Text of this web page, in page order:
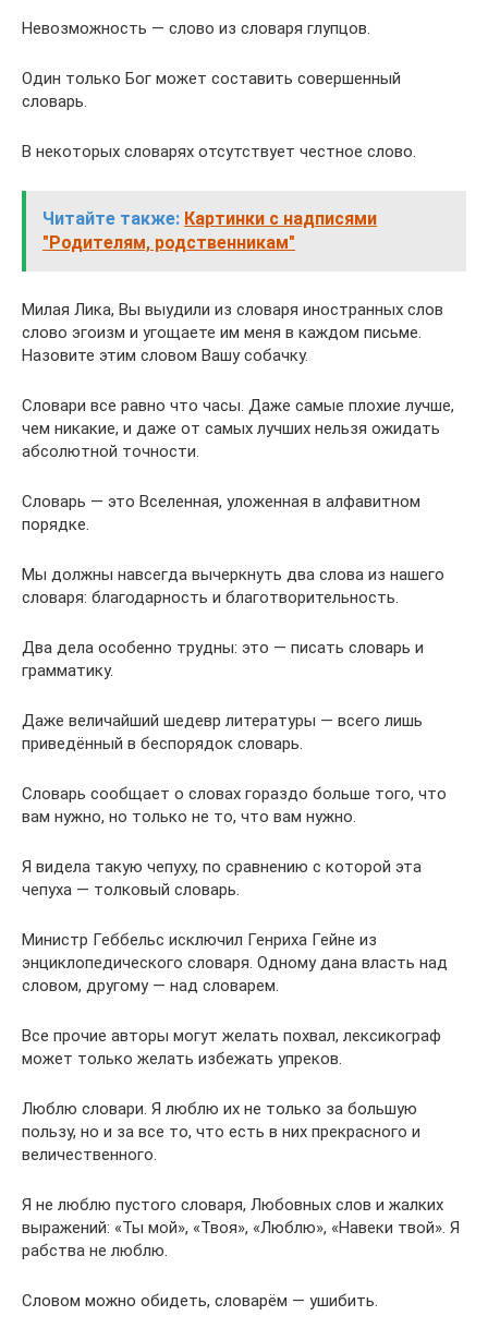
Невозможность — слово из словаря глупцов.
Один только Бог может составить совершенный
словарь.
В некоторых словарях отсутствует честное слово.
Читайте также: Картинки с надписями
"Родителям, родственникам"
Милая Лика, Вы выудили из словаря иностранных слов
слово эгоизм и угощаете им меня в каждом письме.
Назовите этим словом Вашу собачку.
Словари все равно что часы. Даже самые плохие лучше,
чем никакие, и даже от самых лучших нельзя ожидать
абсолютной точности.
Словарь — это Вселенная, уложенная в алфавитном
порядке.
Мы должны навсегда вычеркнуть два слова из нашего
словаря: благодарность и благотворительность.
Два дела особенно трудны: это — писать словарь и
грамматику.
Даже величайший шедевр литературы — всего лишь
приведённый в беспорядок словарь.
Словарь сообщает о словах гораздо больше того, что
вам нужно, но только не то, что вам нужно.
Я видела такую чепуху, по сравнению с которой эта
чепуха — толковый словарь.
Министр Геббельс исключил Генриха Гейне из
энциклопедического словаря. Одному дана власть над
словом, другому — над словарем.
Все прочие авторы могут желать похвал, лексикограф
может только желать избежать упреков.
Люблю словари. Я люблю их не только за большую
пользу, но и за все то, что есть в них прекрасного и
величественного.
Я не люблю пустого словаря, Любовных слов и жалких
выражений: «Ты мой», «Твоя», «Люблю», «Навеки твой». Я
рабства не люблю.
Словом можно обидеть, словарём — ушибить.